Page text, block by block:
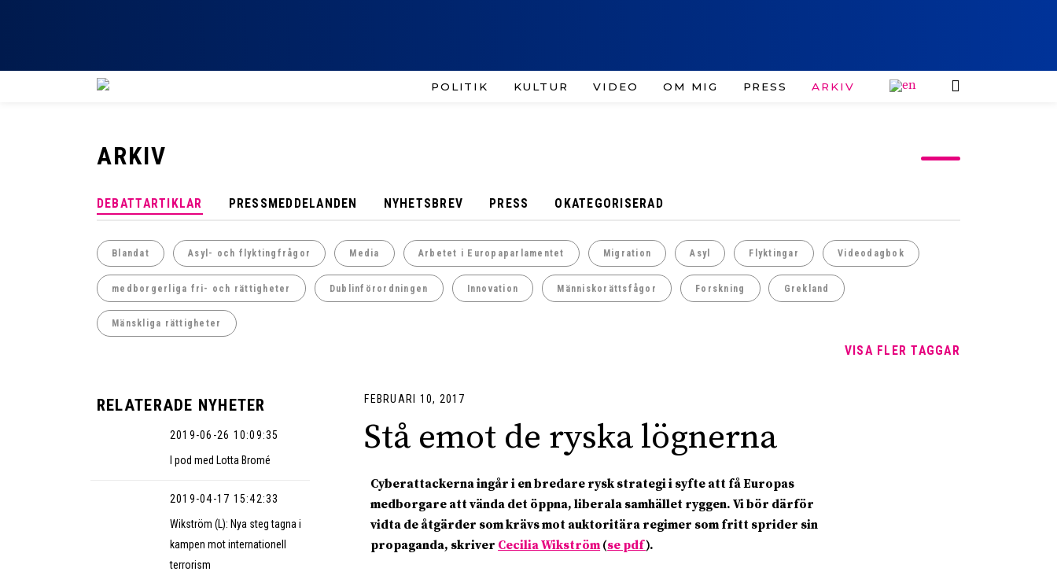
POLITIK KULTUR VIDEO OM MIG PRESS ARKIV
ARKIV
DEBATTARTIKLAR PRESSMEDDELANDEN NYHETSBREV PRESS OKATEGORISERAD
Blandat Asyl- och flyktingfrågor Media Arbetet i Europaparlamentet Migration Asyl Flyktingar Videodagbok
medborgerliga fri- och rättigheter Dublinförordningen Innovation Människorättsfågor Forskning Grekland
Mänskliga rättigheter
VISA FLER TAGGAR
RELATERADE NYHETER
2019-06-26 10:09:35
I pod med Lotta Bromé
2019-04-17 15:42:33
Wikström (L): Nya steg tagna i
kampen mot internationell
terrorism
FEBRUARI 10, 2017
Stå emot de ryska lögnerna
Cyberattackerna ingår i en bredare rysk strategi i syfte att få Europas
medborgare att vända det öppna, liberala samhället ryggen. Vi bör därför
vidta de åtgärder som krävs mot auktoritära regimer som fritt sprider sin
propaganda, skriver Cecilia Wikström(se pdf).